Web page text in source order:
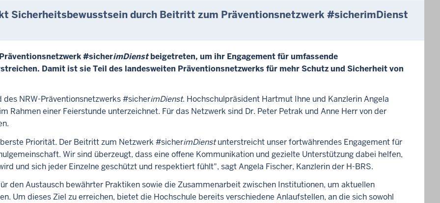
Sicherheitsbewusstsein durch Beitritt zum Präventionsnetzwerk #sicherimDienst
#sicherimDienstbeigetreten, um ihr Engagement für umfassende
Damit ist sie Teil des landesweiten Präventionsnetzwerks für mehr Schutz und Sicherheit von
NRW-Präventionsnetzwerks #sicherimDienst. Hochschulpräsident Hartmut Ihne und Kanzlerin Angela
Rahmen einer Feierstunde unterzeichnet. Für das Netzwerk sind Dr. Peter Petrak und Anne Herr von der
Priorität. Der Beitritt zum Netzwerk #sicherimDienstunterstreicht unser fortwährendes Engagement für
Wir sind überzeugt, dass eine offene Kommunikation und gezielte Unterstützung dabei helfen,
und sich jeder Einzelne geschützt und respektiert fühlt", sagt Angela Fischer, Kanzlerin der H-BRS.
den Austausch bewährter Praktiken sowie die Zusammenarbeit zwischen Institutionen, um aktuellen
Um dieses Ziel zu erreichen, bietet die Hochschule bereits verschiedene Anlaufstellen, an die sich sowohl